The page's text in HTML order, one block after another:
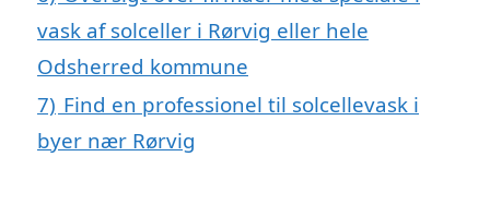
vask af solceller i Rørvig eller hele
Odsherred kommune
7) Find en professionel til solcellevask i
byer nær Rørvig